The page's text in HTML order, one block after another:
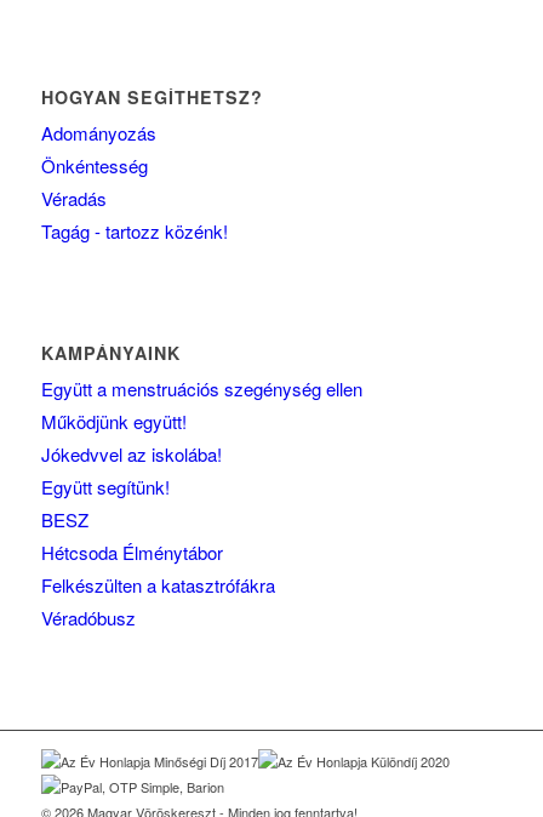
HOGYAN SEGÍTHETSZ?
Adományozás
Önkéntesség
Véradás
Tagág - tartozz közénk!
KAMPÁNYAINK
Együtt a menstruációs szegénység ellen
Működjünk együtt!
Jókedvvel az iskolába!
Együtt segítünk!
BESZ
Hétcsoda Élménytábor
Felkészülten a katasztrófákra
Véradóbusz
© 2026 Magyar Vöröskereszt - Minden jog fenntartva!